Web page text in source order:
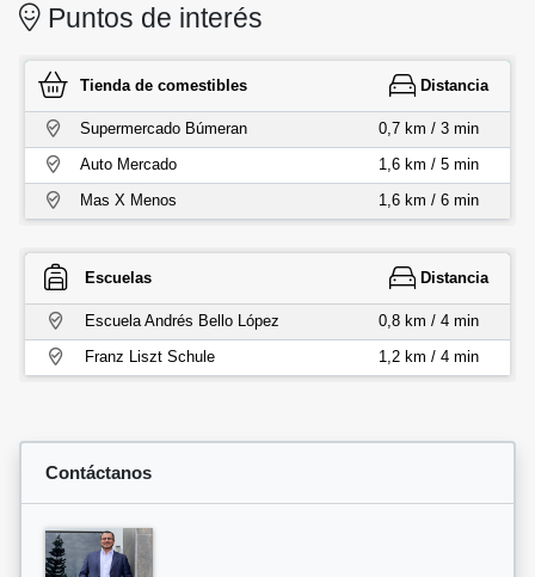
Puntos de interés
Tienda de comestibles Distancia
Supermercado Búmeran
0,7 km / 3 min
Auto Mercado
1,6 km / 5 min
Mas X Menos
1,6 km / 6 min
Escuelas Distancia
Escuela Andrés Bello López
0,8 km / 4 min
Franz Liszt Schule
1,2 km / 4 min
Contáctanos